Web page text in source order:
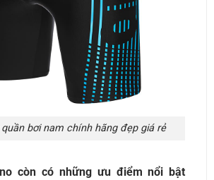
bơi nam chính hãng đẹp giá rẻ
còn có những ưu điểm nổi bật